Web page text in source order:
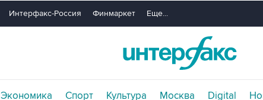
Интерфакс-Россия Финмаркет Еще...
Экономика Спорт Культура Москва Digital